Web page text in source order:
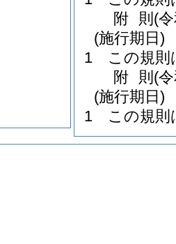
附 則 (
(施行期日)
1
この規則
附 則 (
(施行期日)
1
この規則